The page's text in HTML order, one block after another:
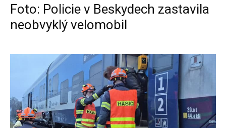
Foto: Policie v Beskydech zastavila
neobvyklý velomobil